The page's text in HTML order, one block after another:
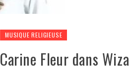
MUSIQUE RELIGIEUSE
Carine Fleur dans